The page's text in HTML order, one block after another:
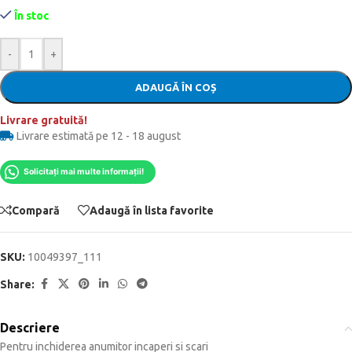
În stoc
- +
ADAUGĂ ÎN COȘ
Livrare gratuită!
Livrare estimată pe 12 - 18 august
Solicitați mai multe informații!
Compară Adaugă în lista favorite
SKU: 10049397_111
Share:
Descriere
Pentru inchiderea anumitor incaperi si scari